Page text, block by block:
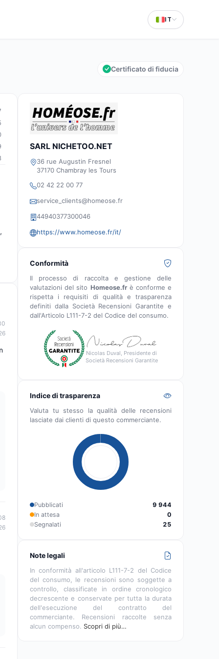
IT
Certificato di fiducia
SARL NICHETOO.NET
36 rue Augustin Fresnel
37170 Chambray les Tours
02 42 22 00 77
service_clients@homeose.fr
44940377300046
https://www.homeose.fr/it/
Conformità
Il processo di raccolta e gestione delle
valutazioni del sito Homeose.frè conforme e
rispetta i requisiti di qualità e trasparenza
definiti dalla Società Recensioni Garantite e
dall'Articolo L111-7-2 del Codice del consumo.
Nicolas Duval, Presidente di
Società Recensioni Garantite
Indice di trasparenza
Valuta tu stesso la qualità delle recensioni
lasciate dai clienti di questo commerciante.
Pubblicati
9 944
In attesa
0
Segnalati
25
Note legali
In conformità all'articolo L111-7-2 del Codice
del consumo, le recensioni sono soggette a
controllo, classificate in ordine cronologico
decrescente e conservate per tutta la durata
dell'esecuzione del contratto del
commerciante. Recensioni raccolte senza
alcun compenso. Scopri di più…